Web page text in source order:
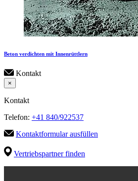
Beton verdichten mit Innenrüttlern
Kontakt
×
Kontakt
Telefon: +41 840/922537
Kontaktformular ausfüllen
Vertriebspartner finden